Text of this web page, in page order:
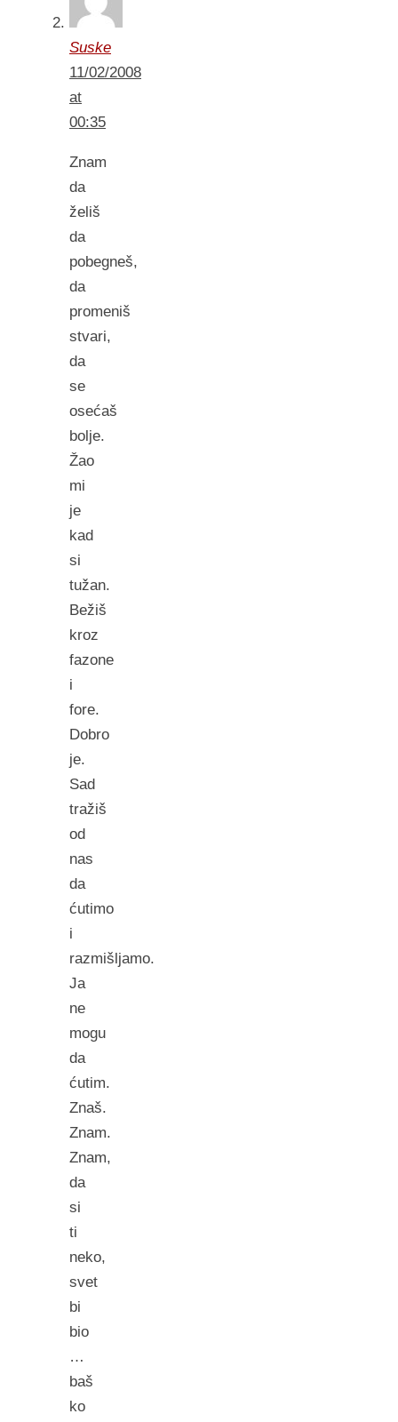
Suske
11/02/2008
at
00:35
Znam
da
želiš
da
pobegneš,
da
promeniš
stvari,
da
se
osećaš
bolje.
Žao
mi
je
kad
si
tužan.
Bežiš
kroz
fazone
i
fore.
Dobro
je.
Sad
tražiš
od
nas
da
ćutimo
i
razmišljamo.
Ja
ne
mogu
da
ćutim.
Znaš.
Znam.
Znam,
da
si
ti
neko,
svet
bi
bio
…
baš
ko